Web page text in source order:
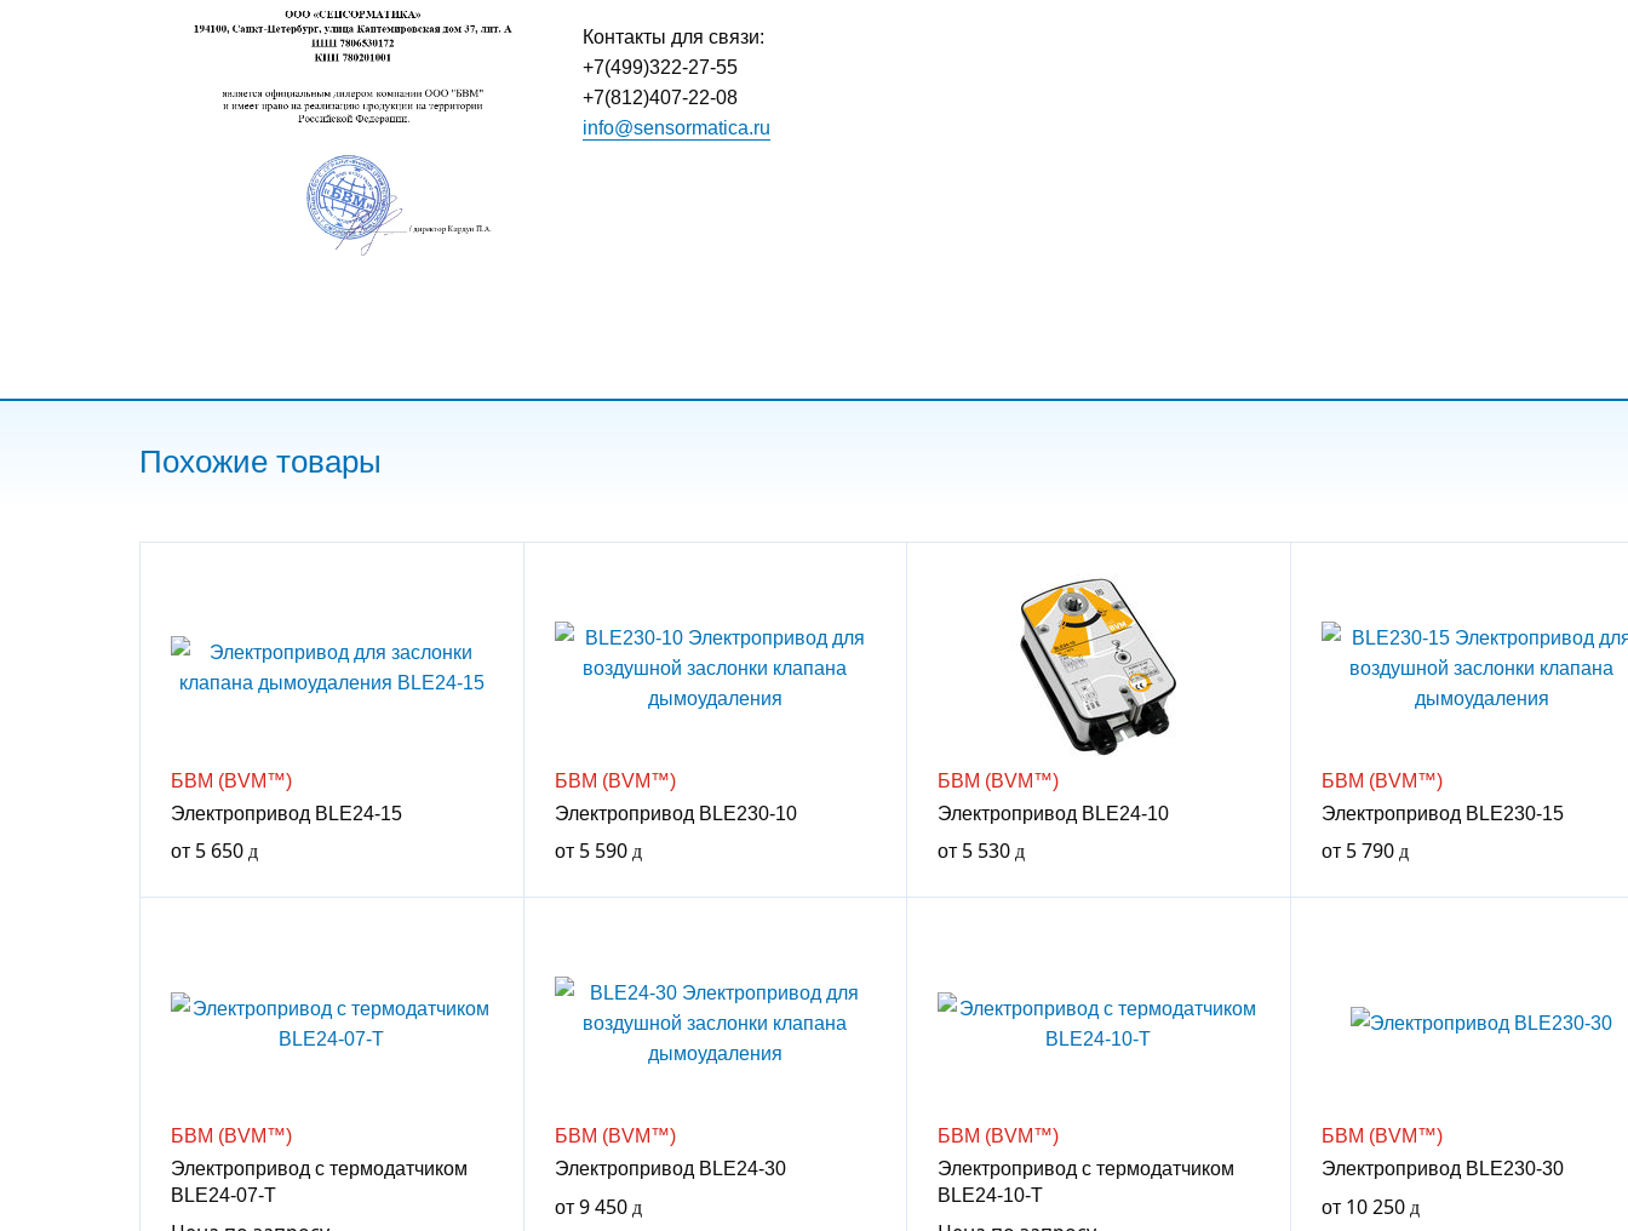
Контакты для связи:
+7(499)322-27-55
+7(812)407-22-08
info@sensormatica.ru
Похожие товары
БВМ (BVM™)
Электропривод BLE24-15
от 5 650
БВМ (BVM™)
Электропривод BLE230-10
от 5 590
БВМ (BVM™)
Электропривод BLE24-10
от 5 530
БВМ (BVM™)
Электропривод BLE230-15
от 5 790
БВМ (BVM™)
Электропривод с термодатчиком
BLE24-07-T
БВМ (BVM™)
Электропривод BLE24-30
от 9 450
БВМ (BVM™)
Электропривод с термодатчиком
BLE24-10-T
БВМ (BVM™)
Электропривод BLE230-30
от 10 250